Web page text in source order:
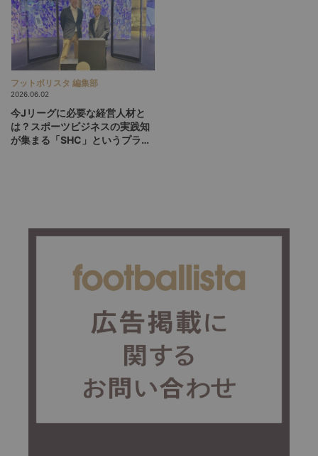
フットボリスタ 編集部
2026.06.02
今Jリーグに必要な経営人材と
は？スポーツビジネスの実践知
が集まる「SHC」というプラッ